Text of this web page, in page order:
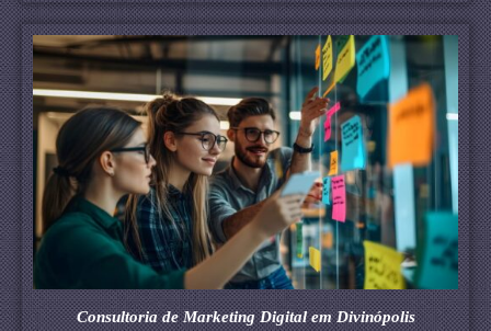
Consultoria de Marketing Digital em Divinópolis